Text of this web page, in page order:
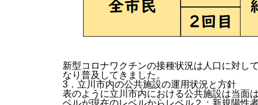
新型コロナワクチンの接種状況は人口に対し
なり普及してきました。
3．立川市内の公共施設の運用状況と方針
表のように立川市内における公共施設は当面
ベルが現在のレベルからレベル２：新規陽性